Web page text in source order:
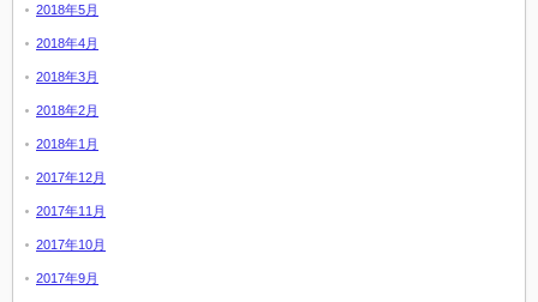
2018年5月
2018年4月
2018年3月
2018年2月
2018年1月
2017年12月
2017年11月
2017年10月
2017年9月